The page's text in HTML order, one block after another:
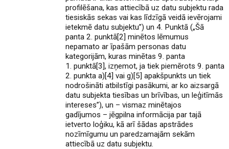
profilēšana, kas attiecībā uz datu subjektu rada
tiesiskās sekas vai kas līdzīgā veidā ievērojami
ietekmē datu subjektu”) un 4. Punktā („Šā
panta 2. punktā[2] minētos lēmumus
nepamato ar īpašām personas datu
kategorijām, kuras minētas 9. panta
1. punktā[3], izņemot, ja tiek piemērots 9. panta
2. punkta a)[4] vai g)[5] apakšpunkts un tiek
nodrošināti atbilstīgi pasākumi, ar ko aizsargā
datu subjekta tiesības un brīvības, un leģitīmās
intereses”), un – vismaz minētajos
gadījumos – jēgpilna informācija par tajā
ietverto loģiku, kā arī šādas apstrādes
nozīmīgumu un paredzamajām sekām
attiecībā uz datu subjektu.